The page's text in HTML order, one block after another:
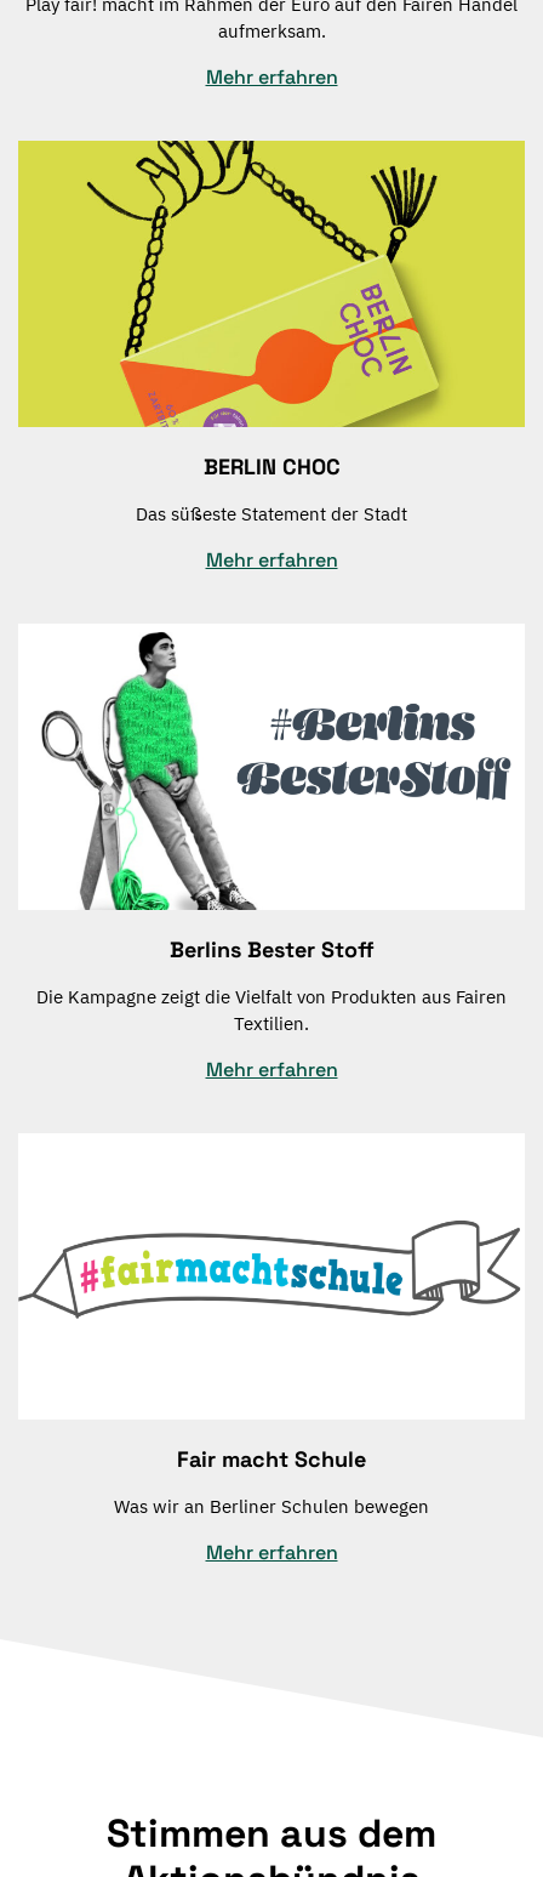
aufmerksam.
Mehr erfahren
BERLIN CHOC
Das süßeste Statement der Stadt
Mehr erfahren
Berlins Bester Stoff
Die Kampagne zeigt die Vielfalt von Produkten aus Fairen
Textilien.
Mehr erfahren
Fair macht Schule
Was wir an Berliner Schulen bewegen
Mehr erfahren
Stimmen aus dem